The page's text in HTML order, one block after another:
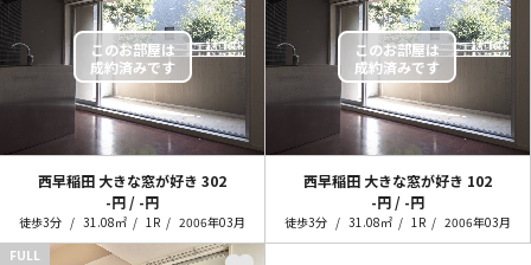
西早稲田 大きな窓が好き 302
-円 / -円
徒歩3分 31.08㎡ 1R 2006年03月
西早稲田 大きな窓が好き 102
-円 / -円
徒歩3分 31.08㎡ 1R
2006年03月
FULL